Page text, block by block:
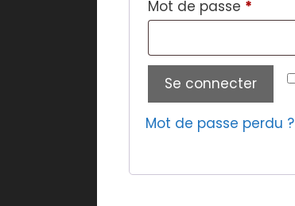
Mot de passe *
Se connecter
Mot de passe perdu ?